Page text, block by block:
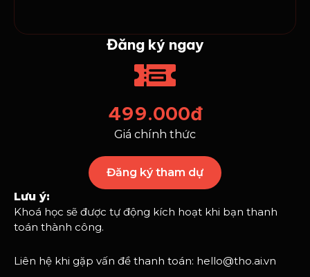
Đăng ký ngay
499.000đ
Giá chính thức
Đăng ký tham dự
Lưu ý:
Khoá học sẽ được tự động kích hoạt khi bạn thanh
toán thành công.
Liên hệ khi gặp vấn đề thanh toán: hello@tho.ai.vn